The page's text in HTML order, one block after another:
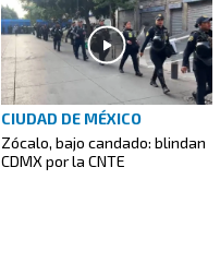
CIUDAD DE MÉXICO
Zócalo, bajo candado: blindan
CDMX por la CNTE